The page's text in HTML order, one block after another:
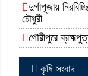
দুর্গাপূজায়
চৌধুরী
গৌরীপুরে
কৃষি সংবাদ